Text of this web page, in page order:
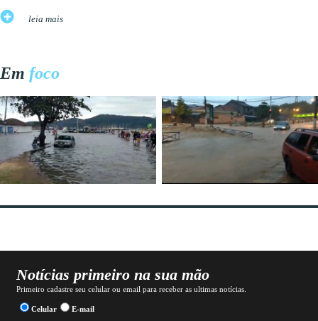
leia mais
Em foco
Notícias primeiro na sua mão
Primeiro cadastre seu celular ou email para receber as ultimas notícias.
Celular E-mail